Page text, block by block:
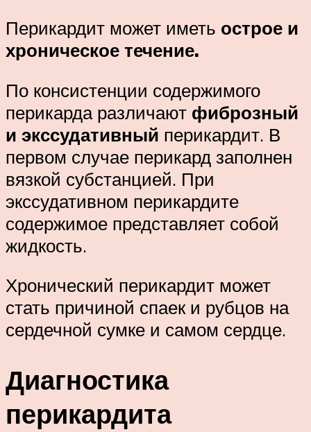
Перикардит может иметь острое и
хроническое течение.
По консистенции содержимого
перикарда различают фиброзный
и экссудативный перикардит. В
первом случае перикард заполнен
вязкой субстанцией. При
экссудативном перикардите
содержимое представляет собой
жидкость.
Хронический перикардит может
стать причиной спаек и рубцов на
сердечной сумке и самом сердце.
Диагностика
перикардита